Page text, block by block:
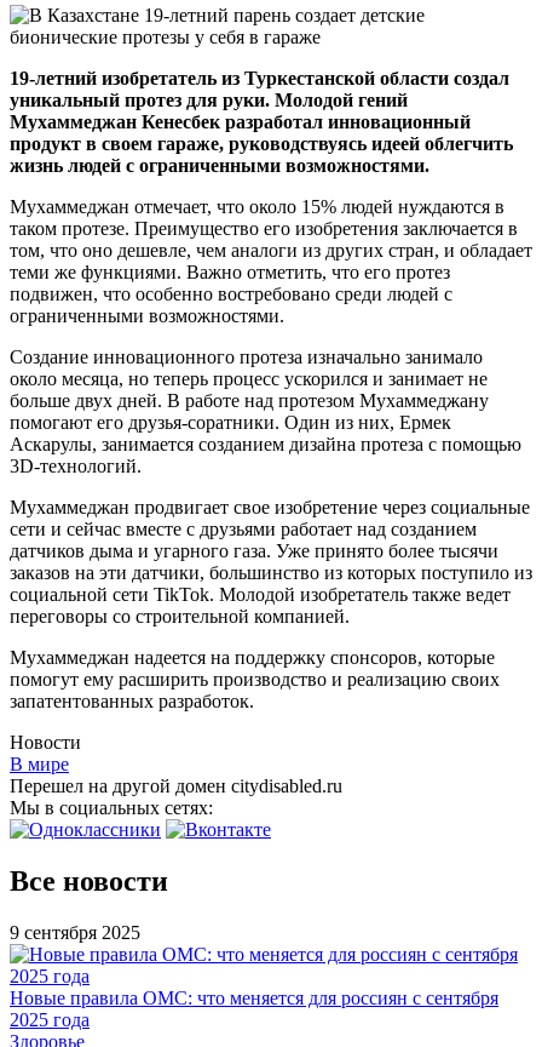
19-летний изобретатель из Туркестанской области создал
уникальный протез для руки. Молодой гений
Мухаммеджан Кенесбек разработал инновационный
продукт в своем гараже, руководствуясь идеей облегчить
жизнь людей с ограниченными возможностями.
Мухаммеджан отмечает, что около 15% людей нуждаются в
таком протезе. Преимущество его изобретения заключается в
том, что оно дешевле, чем аналоги из других стран, и обладает
теми же функциями. Важно отметить, что его протез
подвижен, что особенно востребовано среди людей с
ограниченными возможностями.
Создание инновационного протеза изначально занимало
около месяца, но теперь процесс ускорился и занимает не
больше двух дней. В работе над протезом Мухаммеджану
помогают его друзья-соратники. Один из них, Ермек
Аскарулы, занимается созданием дизайна протеза с помощью
3D-технологий.
Мухаммеджан продвигает свое изобретение через социальные
сети и сейчас вместе с друзьями работает над созданием
датчиков дыма и угарного газа. Уже принято более тысячи
заказов на эти датчики, большинство из которых поступило из
социальной сети TikTok. Молодой изобретатель также ведет
переговоры со строительной компанией.
Мухаммеджан надеется на поддержку спонсоров, которые
помогут ему расширить производство и реализацию своих
запатентованных разработок.
Новости
В мире
Перешел на другой домен citydisabled.ru
Мы в социальных сетях:
Все новости
9 сентября 2025
Новые правила ОМС: что меняется для россиян с сентября
2025 года
Здоровье